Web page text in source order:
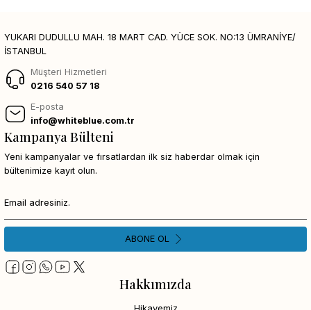
YUKARI DUDULLU MAH. 18 MART CAD. YÜCE SOK. NO:13 ÜMRANİYE/
İSTANBUL
Müşteri Hizmetleri
0216 540 57 18
E-posta
info@whiteblue.com.tr
Hakkımızda
Kampanya Bülteni
Yeni kampanyalar ve fırsatlardan ilk siz haberdar olmak için
bültenimize kayıt olun.
ABONE OL